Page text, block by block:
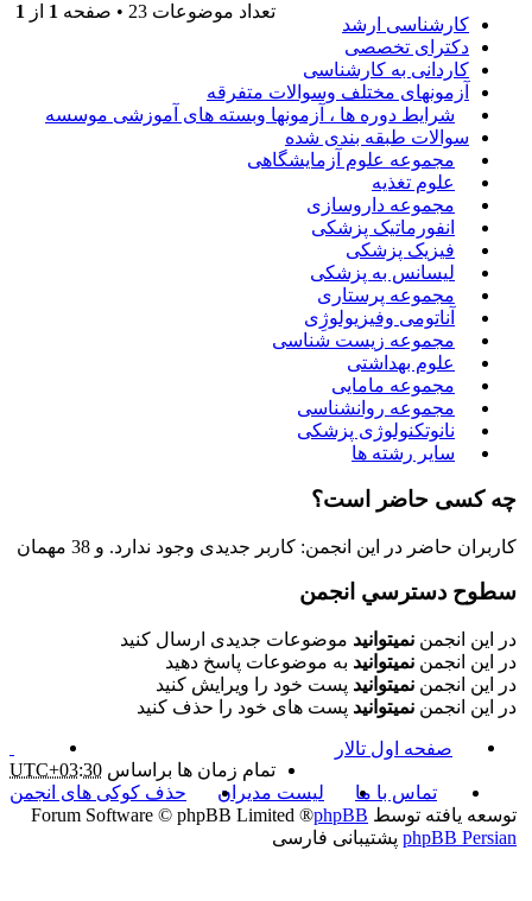
تعداد موضوعات 23 • صفحه
1 از 1
کارشناسی ارشد
دکترای تخصصی
کاردانی به کارشناسی
آزمونهای مختلف وسوالات متفرقه
شرایط دوره ها ، آزمونها وبسته های آموزشی موسسه
سوالات طبقه بندی شده
مجموعه علوم آزمایشگاهی
علوم تغذیه
مجموعه داروسازی
انفورماتیک پزشکی
فیزیک پزشکی
لیسانس به پزشکی
مجموعه پرستاری
آناتومی وفیزیولوژِی
مجموعه زیست شناسی
علوم بهداشتی
مجموعه مامایی
مجموعه روانشناسی
نانوتکنولوژی پزشکی
سایر رشته ها
چه کسی حاضر است؟
کاربران حاضر در این انجمن: کاربر جدیدی وجود ندارد. و 38 مهمان
سطوح دسترسي انجمن
در این انجمن نمیتوانید موضوعات جدیدی ارسال کنید
در این انجمن نمیتوانید به موضوعات پاسخ دهید
در این انجمن نمیتوانید پست خود را ویرایش کنید
در این انجمن نمیتوانید پست های خود را حذف کنید
صفحه اول تالار
تمام زمان ها براساس UTC+03:30
حذف کوکی های انجمن
لیست مدیران
تماس با ما
توسعه یافته توسط phpBB
® Forum Software © phpBB Limited
phpBB Persian پشتیبانی فارسی